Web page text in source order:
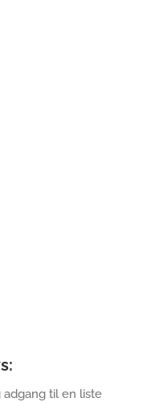
adgang til en liste